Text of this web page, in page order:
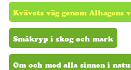
Kvävets väg genom Alhagens
Småkryp i skog och mark
Om och med alla sinnen i